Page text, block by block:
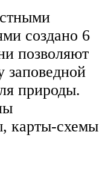
создано 6
позволяют
заповедной
природы.
карты-схемы